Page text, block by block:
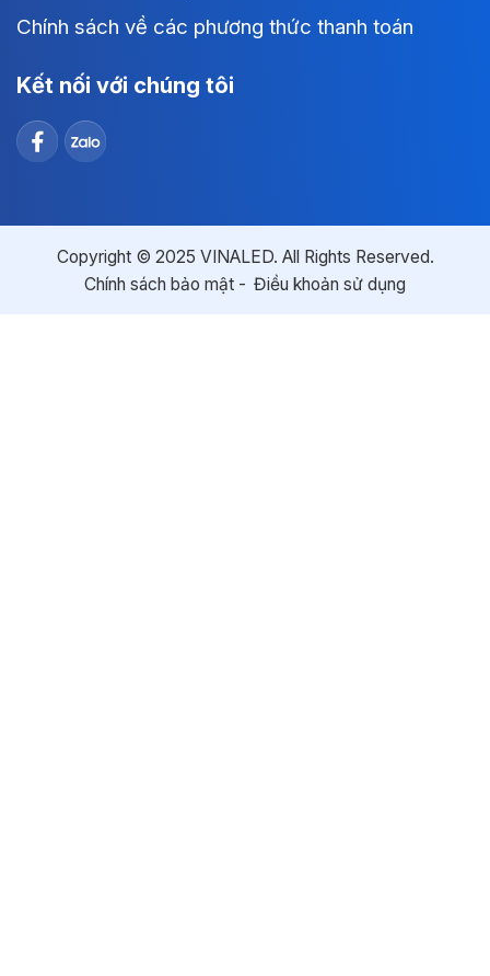
Chính sách về các phương thức thanh toán
Kết nối với chúng tôi
Copyright © 2025 VINALED. All Rights Reserved.
Chính sách bảo mật
Điều khoản sử dụng